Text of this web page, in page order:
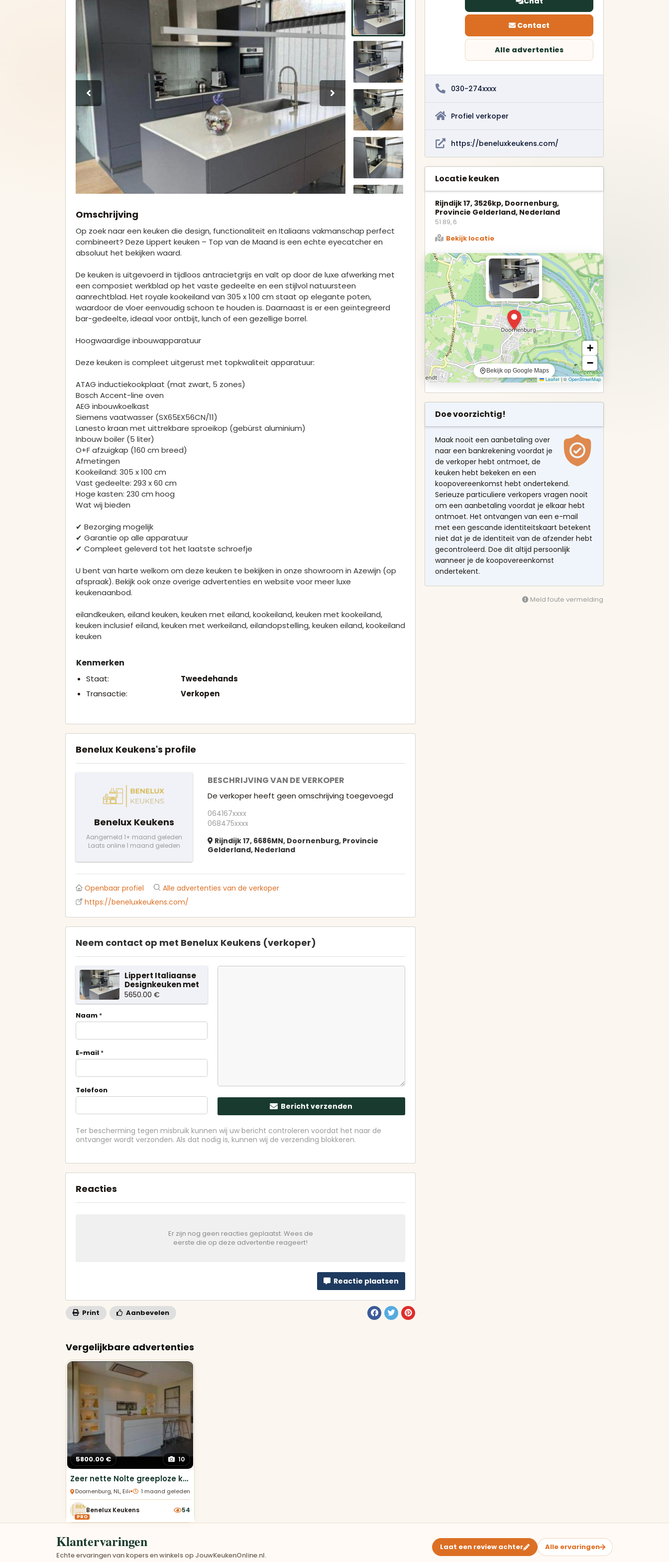
Alle showroomkeukens
Keukens met eiland
U-keukens
Minikeukens
Alle particuliere keukens
bekijken
Vaatwassers
Kookplaten
Afzuigkappen
Alle apparatuur bekijken
Alle verkochte keukens
Betrouwbare
Geverifieerde aanbieders en
Scherpe prijzen
Showroommodellen en
tweedehands keukens
Snel contact
Neem direct contact op met
de aanbieder.
Alles overzichtelijk op één
Omschrijving
Op zoek naar een keuken die design, functionaliteit en Italiaans vakmanschap perfect
combineert? Deze Lippert keuken – Top van de Maand is een echte eyecatcher en
absoluut het bekijken waard.
De keuken is uitgevoerd in tijdloos antracietgrijs en valt op door de luxe afwerking met
een composiet werkblad op het vaste gedeelte en een stijlvol natuursteen
aanrechtblad. Het royale kookeiland van 305 x 100 cm staat op elegante poten,
waardoor de vloer eenvoudig schoon te houden is. Daarnaast is er een geïntegreerd
bar-gedeelte, ideaal voor ontbijt, lunch of een gezellige borrel.
Hoogwaardige inbouwapparatuur
Deze keuken is compleet uitgerust met topkwaliteit apparatuur:
ATAG inductiekookplaat (mat zwart, 5 zones)
Bosch Accent-line oven
AEG inbouwkoelkast
Siemens vaatwasser (SX65EX56CN/11)
Lanesto kraan met uittrekbare sproeikop (gebürst aluminium)
Inbouw boiler (5 liter)
O+F afzuigkap (160 cm breed)
Afmetingen
Kookeiland: 305 x 100 cm
Vast gedeelte: 293 x 60 cm
Hoge kasten: 230 cm hoog
Wat wij bieden
✔ Bezorging mogelijk
✔ Garantie op alle apparatuur
✔ Compleet geleverd tot het laatste schroefje
U bent van harte welkom om deze keuken te bekijken in onze showroom in Azewijn (op
afspraak). Bekijk ook onze overige advertenties en website voor meer luxe
keukenaanbod.
eilandkeuken, eiland keuken, keuken met eiland, kookeiland, keuken met kookeiland,
keuken inclusief eiland, keuken met werkeiland, eilandopstelling, keuken eiland, kookeiland
keuken
Kenmerken
Staat:
Tweedehands
Transactie:
Verkopen
Benelux Keukens's profile
Benelux Keukens
Aangemeld 1+ maand geleden
Laats online 1 maand geleden
BESCHRIJVING VAN DE VERKOPER
De verkoper heeft geen omschrijving toegevoegd
064167xxxx
068475xxxx
Rijndijk 17, 6686MN, Doornenburg, Provincie
Gelderland, Nederland
Openbaar profiel
Alle advertenties van de verkoper
https://beneluxkeukens.com/
Neem contact op met Benelux Keukens (verkoper)
Lippert Italiaanse
Designkeuken met
Kookeiland
5650.00 €
Naam *
E-mail *
Telefoon
Bericht verzenden
Ter bescherming tegen misbruik kunnen wij uw bericht controleren voordat het naar de
ontvanger wordt verzonden. Als dat nodig is, kunnen wij de verzending blokkeren.
Reacties
Er zijn nog geen reacties geplaatst. Wees de
eerste die op deze advertentie reageert!
Reactie plaatsen
Print Aanbevelen
Contact
Alle advertenties
030-274xxxx
Profiel verkoper
https://beneluxkeukens.com/
Locatie keuken
Rijndijk 17, 3526kp, Doornenburg,
Provincie Gelderland, Nederland
51.89, 6
Bekijk locatie
×
+
−
Leaflet |© OpenStreetMap
Bekijk op Google Maps
Doe voorzichtig!
Maak nooit een aanbetaling over
naar een bankrekening voordat je
de verkoper hebt ontmoet, de
keuken hebt bekeken en een
koopovereenkomst hebt ondertekend.
Serieuze particuliere verkopers vragen nooit
om een aanbetaling voordat je elkaar hebt
ontmoet. Het ontvangen van een e-mail
met een gescande identiteitskaart betekent
niet dat je de identiteit van de afzender hebt
gecontroleerd. Doe dit altijd persoonlijk
wanneer je de koopovereenkomst
ondertekent.
Meld foute vermelding
Vergelijkbare advertenties
5800.00 € 10
Zeer nette Nolte greeploze keuken in hoogglans
Doornenburg, NL, Eiland Keukens
• 1 maand geleden
PRO
Benelux Keukens 54
Klantervaringen
Echte ervaringen van kopers en winkels op JouwKeukenOnline.nl.
Laat een review achter Alle ervaringen